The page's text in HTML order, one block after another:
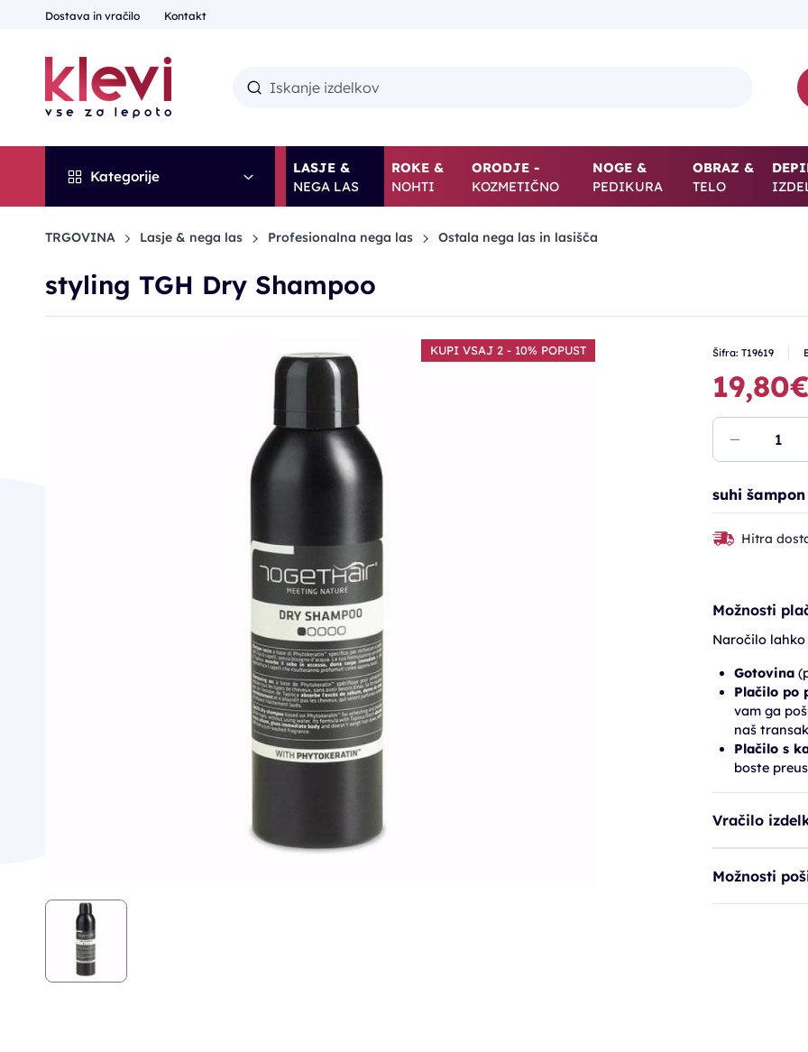
Dostava in vračilo Kontakt
Kategorije
LASJE &
NEGA LAS
ROKE &
NOHTI
ORODJE -
KOZMETIČNO
NOGE &
PEDIKURA
OBRAZ &
TELO
TRGOVINA Lasje & nega las Profesionalna nega las Ostala nega las in lasišča
styling TGH Dry Shampoo
KUPI VSAJ 2 - 10% POPUST Šifra: T19619
19,80€
suhi
Hitra
Možnosti
Naročilo
Gotovina
Plačilo po
vam ga
naš
Plačilo s
boste
Vračilo
Možnosti